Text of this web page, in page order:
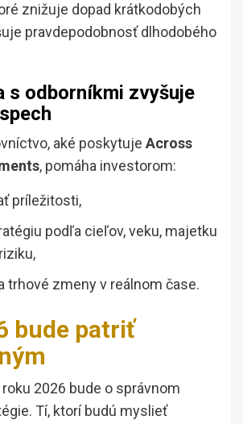
znižuje dopad krátkodobých
pravdepodobnosť dlhodobého
s odborníkmi zvyšuje
aké poskytuje Across
, pomáha investorom:
príležitosti,
podľa cieľov, veku, majetku
trhové zmeny v reálnom čase.
bude patriť
2026 bude o správnom
Tí, ktorí budú myslieť